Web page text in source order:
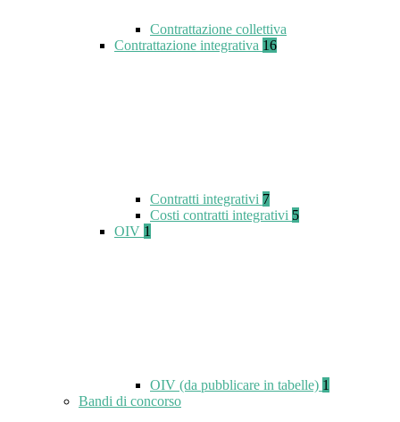
Contrattazione collettiva
Contrattazione integrativa 16
Contratti integrativi 7
Costi contratti integrativi 5
OIV 1
OIV (da pubblicare in tabelle) 1
Bandi di concorso